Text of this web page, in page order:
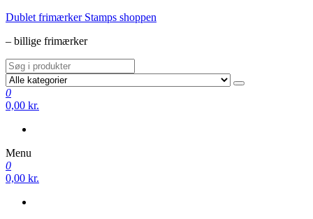
Videre
indhold
Dublet frimærker Stamps shoppen
– billige frimærker
0
0,00 kr.
Menu
0
0,00 kr.